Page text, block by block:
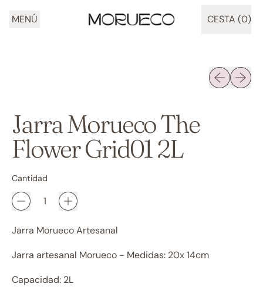
MENÚ CESTA (0)
ARTÍCULOS
Diapositiva
Jarra Morueco The
Flower Grid01 2L
Cantidad
Jarra Morueco Artesanal
Jarra artesanal Morueco - Medidas: 20x 14cm
Capacidad: 2L